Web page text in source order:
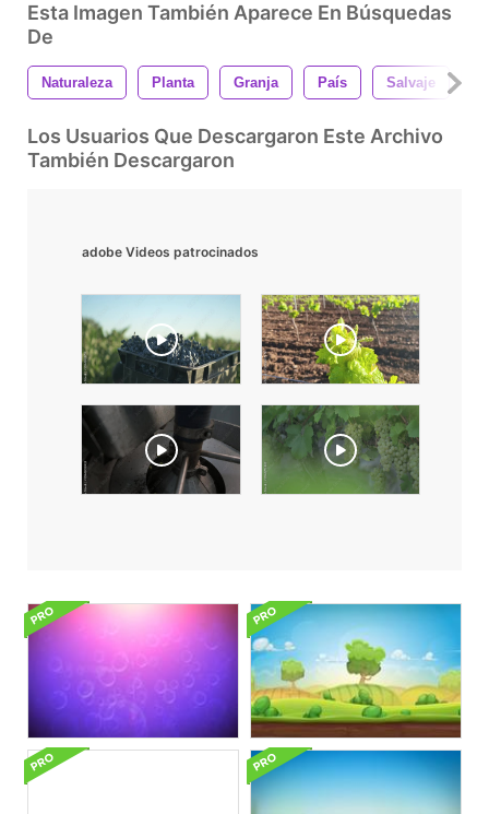
Esta Imagen También Aparece En Búsquedas
De
Naturaleza Planta Granja País Salvaje
Los Usuarios Que Descargaron Este Archivo
También Descargaron
adobe Videos patrocinados